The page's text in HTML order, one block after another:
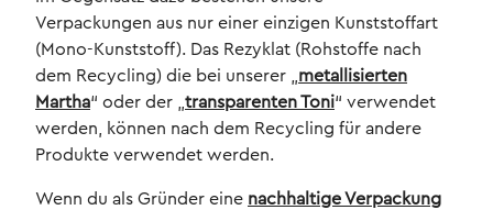
Verpackungen aus nur einer einzigen Kunststoffart
(Mono-Kunststoff). Das Rezyklat (Rohstoffe nach
dem Recycling) die bei unserer „metallisierten
Martha“ oder der „transparenten Toni“ verwendet
werden, können nach dem Recycling für andere
Produkte verwendet werden.
Wenn du als Gründer eine nachhaltige Verpackung